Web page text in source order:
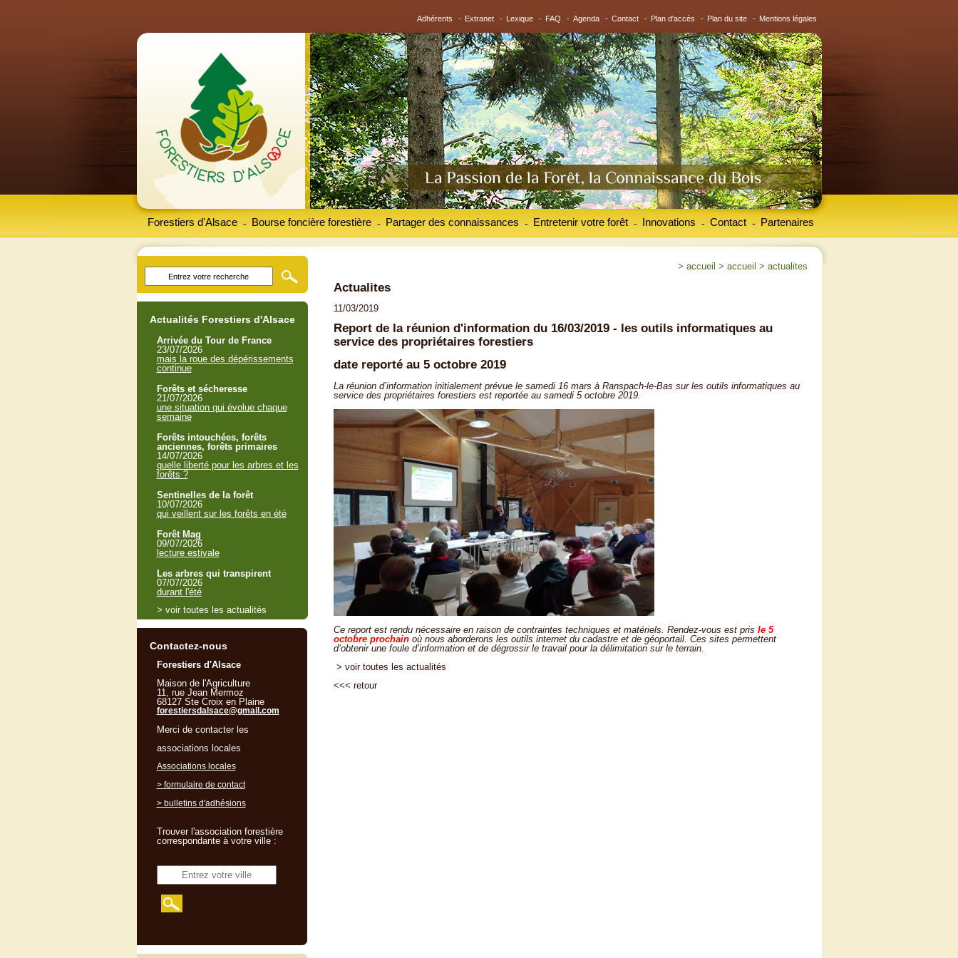
Adhérents - Extranet - Lexique - FAQ - Agenda - Contact - Plan d'accès - Plan du site - Mentions légales
Forestiers d'Alsace Bourse foncière forestière
- Partager des connaissances
- Entretenir votre forêt
- Innovations
- Contact
- Partenaires
-
> accueil > accueil > actualites
Actualites
11/03/2019
Report de la réunion d'information du 16/03/2019 - les outils informatiques au
service des propriétaires forestiers
date reporté au 5 octobre 2019
La réunion d’information initialement prévue le samedi 16 mars à Ranspach-le-Bas sur les outils informatiques au
service des propriétaires forestiers est reportée au samedi 5 octobre 2019.
Ce report est rendu nécessaire en raison de contraintes techniques et matériels. Rendez-vous est pris le 5
octobre prochain où nous aborderons les outils internet du cadastre et de géoportail. Ces sites permettent
d’obtenir une foule d’information et de dégrossir le travail pour la délimitation sur le terrain.
> voir toutes les actualités
<<< retour
Actualités Forestiers d'Alsace
Arrivée du Tour de France
23/07/2026
mais la roue des dépérissements
continue
Forêts et sécheresse
21/07/2026
une situation qui évolue chaque
semaine
Forêts intouchées, forêts
anciennes, forêts primaires
14/07/2026
quelle liberté pour les arbres et les
forêts ?
Sentinelles de la forêt
10/07/2026
qui veillent sur les forêts en été
Forêt Mag
09/07/2026
lecture estivale
Les arbres qui transpirent
07/07/2026
durant l'été
> voir toutes les actualités
Contactez-nous
Forestiers d'Alsace
Maison de l'Agriculture
11, rue Jean Mermoz
68127 Ste Croix en Plaine
forestiersdalsace@gmail.com
Merci de contacter les
associations locales
Associations locales
> formulaire de contact
> bulletins d'adhésions
Trouver l'association forestière
correspondante à votre ville :